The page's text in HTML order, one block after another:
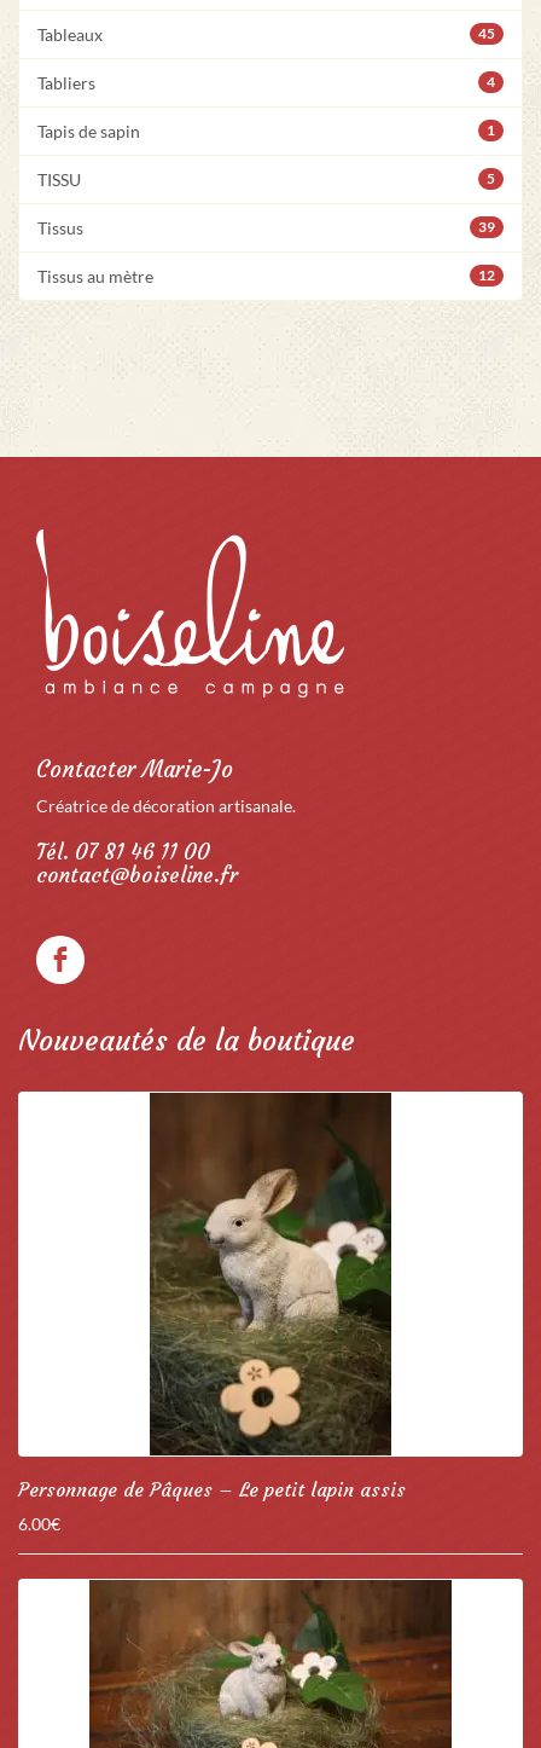
Tableaux 45
Tabliers 4
Tapis de sapin 1
TISSU 5
Tissus 39
Tissus au mètre 12
Contacter Marie-Jo
Créatrice de décoration artisanale.
Tél. 07 81 46 11 00
contact@boiseline.fr
Nouveautés de la boutique
Personnage de Pâques – Le petit lapin assis
6.00€